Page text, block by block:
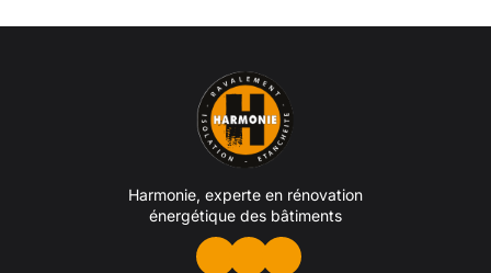
Harmonie, experte en rénovation
énergétique des bâtiments